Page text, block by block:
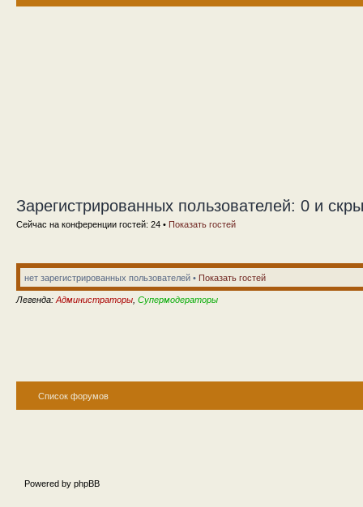
Зарегистрированных пользователей: 0 и
Сейчас на конференции гостей: 24 • Показать гостей
нет зарегистрированных пользователей • Показать гостей
Легенда: Администраторы Супермодераторы
Список форумов
Powered by phpBB